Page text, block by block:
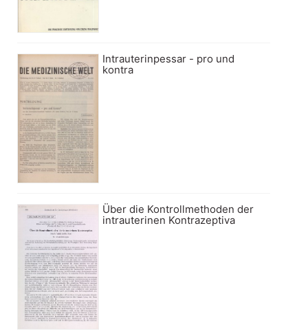
Intrauterinpessar - pro und
kontra
Über die Kontrollmethoden der
intrauterinen Kontrazeptiva